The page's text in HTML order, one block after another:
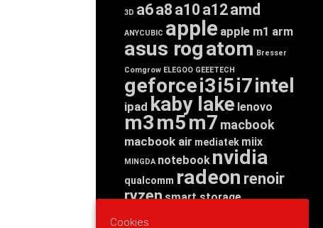
3D a6a8 a10 a12amd
ANYCUBIC apple apple m1 arm
asus rogatom Bresser
Comgrow ELEGOO GEEETECH
geforcei3i5i7intel
ipad kaby lake lenovo
m3m5m7 macbook
macbook air mediatek miix
MINGDA notebook nvidia
qualcomm radeon renoir
ryzensmart storage
Cookies